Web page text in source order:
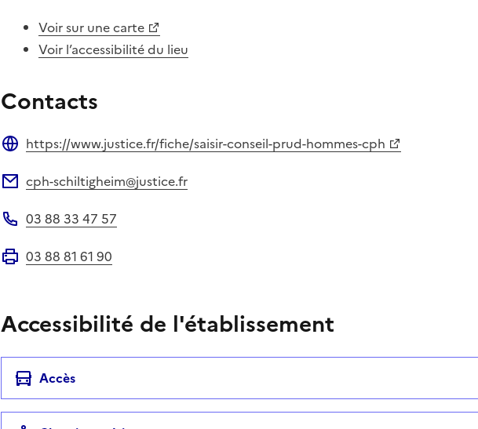
Voir sur une carte
Voir l’accessibilité du lieu
Contacts
https://www.justice.fr/fiche/saisir-conseil-prud-hommes-cph
cph-schiltigheim@justice.fr
03 88 33 47 57
03 88 81 61 90
Accessibilité de l'établissement
Accès